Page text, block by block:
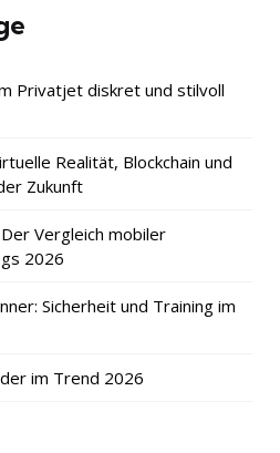
Privatjet diskret und stilvoll
Realität, Blockchain und
Zukunft
Vergleich mobiler
2026
Sicherheit und Training im
im Trend 2026